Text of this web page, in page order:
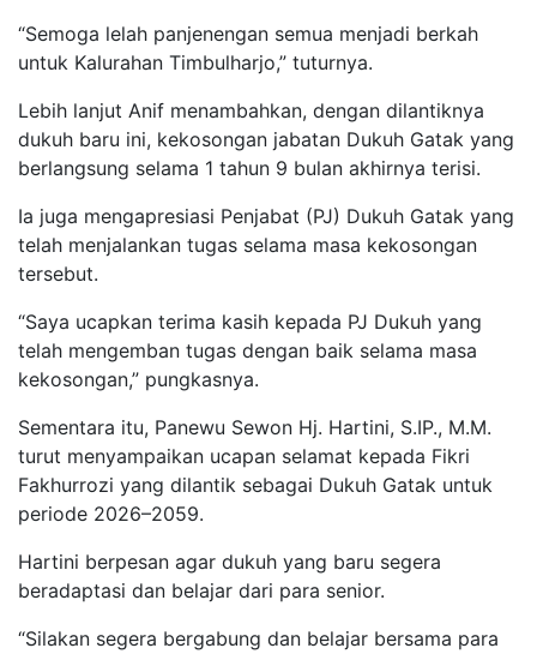
“Semoga lelah panjenengan semua menjadi berkah
untuk Kalurahan Timbulharjo,” tuturnya.
Lebih lanjut Anif menambahkan, dengan dilantiknya
dukuh baru ini, kekosongan jabatan Dukuh Gatak yang
berlangsung selama 1 tahun 9 bulan akhirnya terisi.
Ia juga mengapresiasi Penjabat (PJ) Dukuh Gatak yang
telah menjalankan tugas selama masa kekosongan
tersebut.
“Saya ucapkan terima kasih kepada PJ Dukuh yang
telah mengemban tugas dengan baik selama masa
kekosongan,” pungkasnya.
Sementara itu, Panewu Sewon Hj. Hartini, S.IP., M.M.
turut menyampaikan ucapan selamat kepada Fikri
Fakhurrozi yang dilantik sebagai Dukuh Gatak untuk
periode 2026–2059.
Hartini berpesan agar dukuh yang baru segera
beradaptasi dan belajar dari para senior.
“Silakan segera bergabung dan belajar bersama para